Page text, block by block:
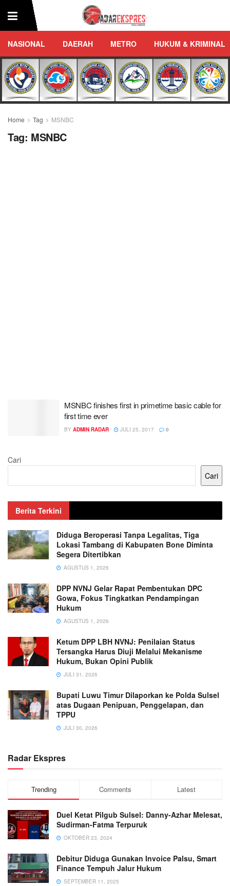
NASIONAL DAERAH METRO HUKUM & KRIMINAL
Home Tag MSNBC
Tag: MSNBC
MSNBC finishes first in primetime basic cable for
first time ever
BY ADMIN RADAR JULI 25, 2017 0
Cari
Cari
Berita Terkini
Diduga Beroperasi Tanpa Legalitas, Tiga
Lokasi Tambang di Kabupaten Bone Diminta
Segera Ditertibkan
AGUSTUS 1, 2026
DPP NVNJ Gelar Rapat Pembentukan DPC
Gowa, Fokus Tingkatkan Pendampingan
Hukum
AGUSTUS 1, 2026
Ketum DPP LBH NVNJ: Penilaian Status
Tersangka Harus Diuji Melalui Mekanisme
Hukum, Bukan Opini Publik
JULI 31, 2026
Bupati Luwu Timur Dilaporkan ke Polda Sulsel
atas Dugaan Penipuan, Penggelapan, dan
TPPU
JULI 30, 2026
Radar Ekspres
Trending Comments Latest
Duel Ketat Pilgub Sulsel: Danny-Azhar Melesat,
Sudirman-Fatma Terpuruk
OKTOBER 23, 2024
Debitur Diduga Gunakan Invoice Palsu, Smart
Finance Tempuh Jalur Hukum
SEPTEMBER 11, 2025